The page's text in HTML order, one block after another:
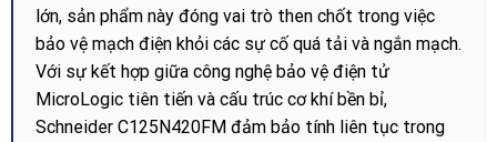
lớn, sản phẩm này đóng vai trò then chốt trong việc
bảo vệ mạch điện khỏi các sự cố quá tải và ngắn mạch.
Với sự kết hợp giữa công nghệ bảo vệ điện tử
MicroLogic tiên tiến và cấu trúc cơ khí bền bỉ,
Schneider C125N420FM đảm bảo tính liên tục trong